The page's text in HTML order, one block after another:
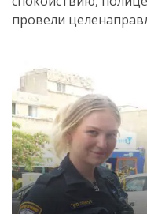
провели